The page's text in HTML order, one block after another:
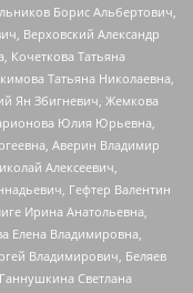
Борис Альбертович,
Верховский Александр
Кочеткова Татьяна
Татьяна Николаевна,
Ян Збигневич, Жемкова
Юлия Юрьевна,
Аверин Владимир
Алексеевич,
Гефтер Валентин
Ирина Анатольевна,
Елена Владимировна,
Владимирович, Беляев
Светлана